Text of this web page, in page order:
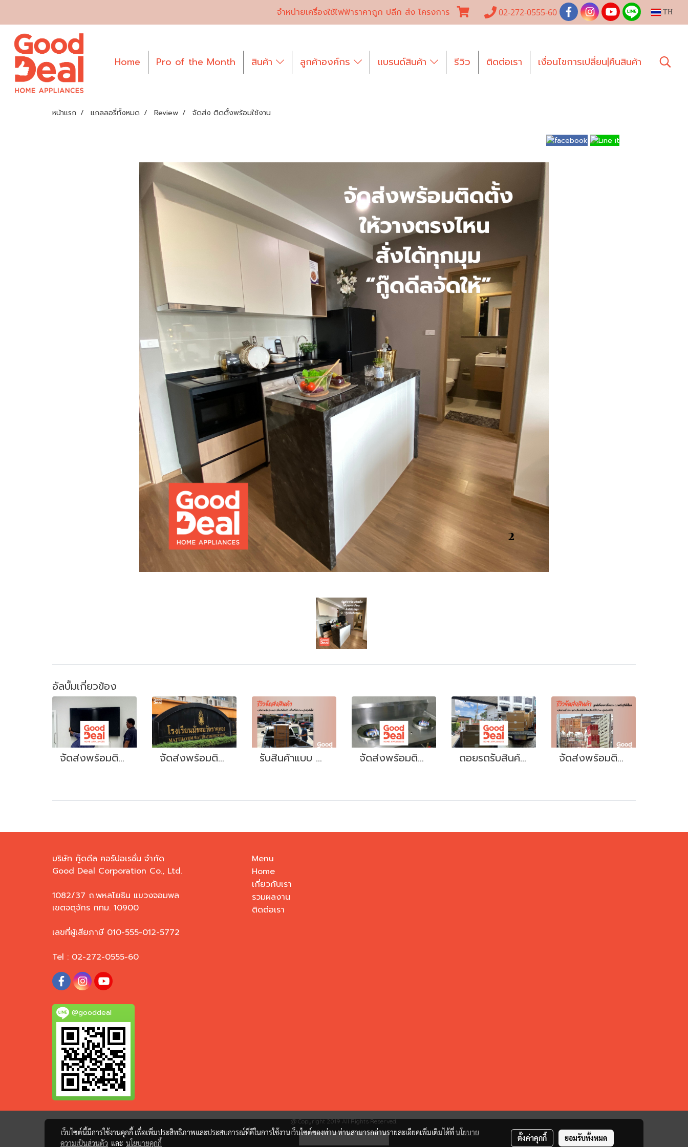
จำหน่ายเครื่องใช้ไฟฟ้าราคาถูก ปลีก ส่ง โครงการ 02-272-0555-60 TH
Home Pro of the Month สินค้า ลูกค้าองค์กร แบรนด์สินค้า รีวิว ติดต่อเรา เงื่อนไขการเปลี่ยน|คืนสินค้า
หน้าแรก แกลลอรี่ทั้งหมด Review จัดส่ง ติดตั้งพร้อมใช้งาน
อัลบั้มเกี่ยวข้อง
จัดส่งพร้อมติดตั้ง TV จัดส่งพร้อมติดตั้ง ทีวี 43" เดินสาย LAN และระบบไฟ จำนวน 12 เครื่อง #โรงเรียนวัดธาตุทอง รับสินค้าแบบ Drive Thru จัดส่งพร้อมติดตั้ง “เตาแก๊สสแตนเลส 2 หัว” ถอยรถรับสินค้าที่โชว์รูมเราได้เลย ง่ายมากๆ จัดส่งพร้อมติดตั้ง GD1
บริษัท กู๊ดดีล คอร์ปอเรชั่น จำกัด
Good Deal Corporation Co., Ltd.
1082/37 ถ.พหลโยธิน แขวงจอมพล
เขตจตุจักร กทม. 10900
เลขที่ผู้เสียภาษี 010-555-012-5772
Tel : 02-272-0555-60
@gooddeal
Menu
Home
เกี่ยวกับเรา
รวมผลงาน
ติดต่อเรา
@ Copyright 2019 All Rights Reserved.
ผู้เข้าชมวันนี้ 1
เว็บไซต์นี้มีการใช้งานคุกกี้ เพื่อเพิ่มประสิทธิภาพและประสบการณ์ที่ดีในการใช้งานเว็บไซต์ของท่าน ท่านสามารถอ่านรายละเอียดเพิ่มเติมได้ที่นโยบาย
ความเป็นส่วนตัว และ นโยบายคุกกี้
ตั้งค่าคุกกี้ ยอมรับทั้งหมด